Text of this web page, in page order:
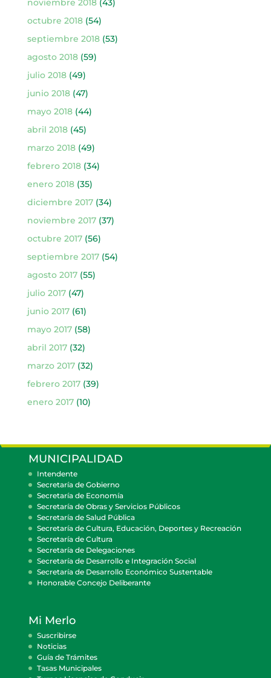
octubre 2018(54)
septiembre 2018(53)
agosto 2018(59)
julio 2018(49)
junio 2018(47)
mayo 2018(44)
abril 2018(45)
marzo 2018(49)
febrero 2018(34)
enero 2018(35)
diciembre 2017(34)
noviembre 2017(37)
octubre 2017(56)
septiembre 2017(54)
agosto 2017(55)
julio 2017(47)
junio 2017(61)
mayo 2017(58)
abril 2017(32)
marzo 2017(32)
febrero 2017(39)
enero 2017(10)
MUNICIPALIDAD
Intendente
Secretaría de Gobierno
Secretaría de Economía
Secretaría de Obras y Servicios Públicos
Secretaría de Salud Pública
Secretaría de Cultura, Educación, Deportes y Recreación
Secretaría de Cultura
Secretaría de Delegaciones
Secretaría de Desarrollo e Integración Social
Secretaría de Desarrollo Económico Sustentable
Honorable Concejo Deliberante
Mi Merlo
Suscribirse
Noticias
Guía de Trámites
Tasas Municipales